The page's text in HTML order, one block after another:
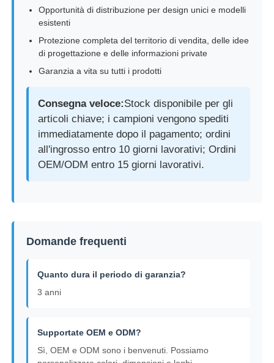
Opportunità di distribuzione per design unici e modelli
esistenti
Protezione completa del territorio di vendita, delle idee
di progettazione e delle informazioni private
Garanzia a vita su tutti i prodotti
Consegna veloce:Stock disponibile per gli
articoli chiave; i campioni vengono spediti
immediatamente dopo il pagamento; ordini
all'ingrosso entro 10 giorni lavorativi; Ordini
OEM/ODM entro 15 giorni lavorativi.
Domande frequenti
Quanto dura il periodo di garanzia?
3 anni
Supportate OEM e ODM?
Sì, OEM e ODM sono i benvenuti. Possiamo